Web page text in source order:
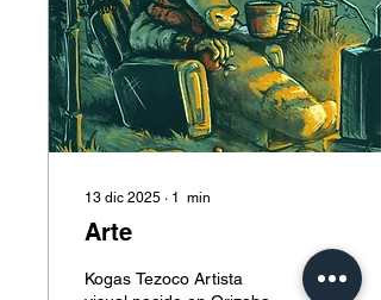
13 dic 2025 ∙ 1 min
Arte
Kogas Tezoco Artista